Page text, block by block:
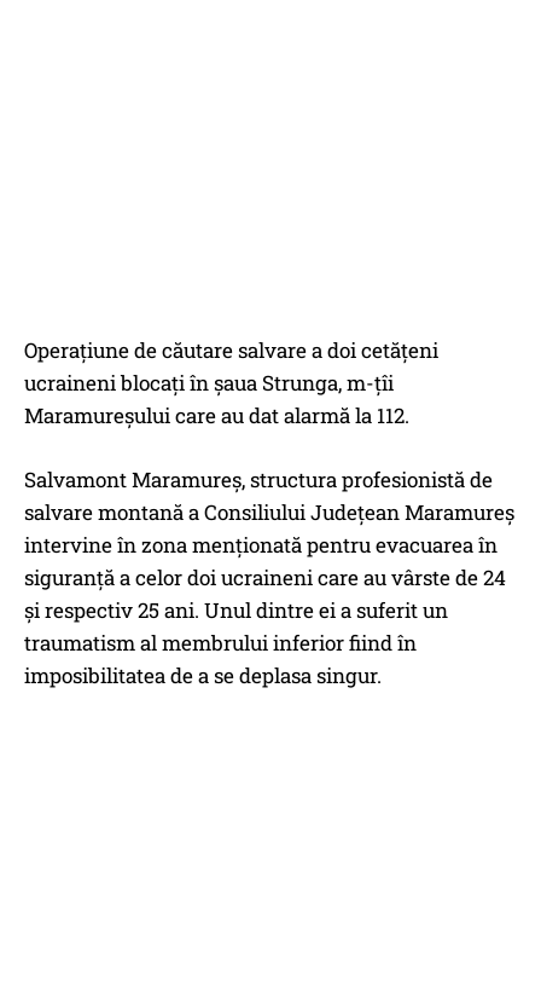
Operațiune de căutare salvare a doi cetățeni
ucraineni blocați în şaua Strunga, m-țîi
Maramureșului care au dat alarmă la 112.
Salvamont Maramureș, structura profesionistă de
salvare montană a Consiliului Judeţean Maramureş
intervine în zona menționată pentru evacuarea în
siguranță a celor doi ucraineni care au vârste de 24
și respectiv 25 ani. Unul dintre ei a suferit un
traumatism al membrului inferior fiind în
imposibilitatea de a se deplasa singur.